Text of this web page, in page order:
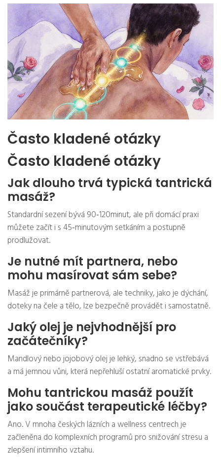
Často kladené otázky
Často kladené otázky
Jak dlouho trvá typická tantrická
masáž?
Standardní sezení bývá 90‑120minut, ale při domácí praxi
můžete začít i s 45‑minutovým setkáním a postupně
prodlužovat.
Je nutné mít partnera, nebo
mohu masírovat sám sebe?
Masáž je primárně partnerová, ale techniky, jako je dýchání,
doteky na čele a tělo, lze bezpečně provádět i samostatně.
Jaký olej je nejvhodnější pro
začátečníky?
Mandlový nebo jojobový olej je lehký, snadno se vstřebává
a má jemnou vůni, která nepřehluší ostatní aromatické prvky.
Mohu tantrickou masáž použít
jako součást terapeutické léčby?
Ano. V mnoha českých lázních a wellness centrech je
začleněna do komplexních programů pro snižování stresu a
zlepšení intimního vztahu.